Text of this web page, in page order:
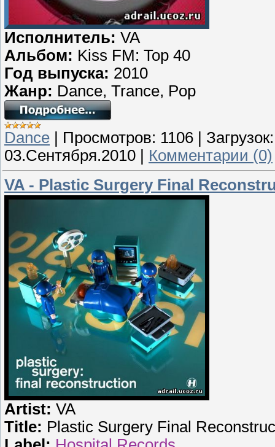
Исполнитель: VA
Альбом: Kiss FM: Top 40
Год выпуска: 2010
Жанр: Dance, Trance, Pop
Dance Просмотров: 1106
Загрузок:
03.Сентября.2010
Комментарии (0)
VA - Plastic Surgery Final
Artist: VA
Title: Plastic Surgery Final